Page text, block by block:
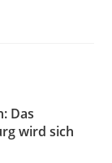
Das
wird sich